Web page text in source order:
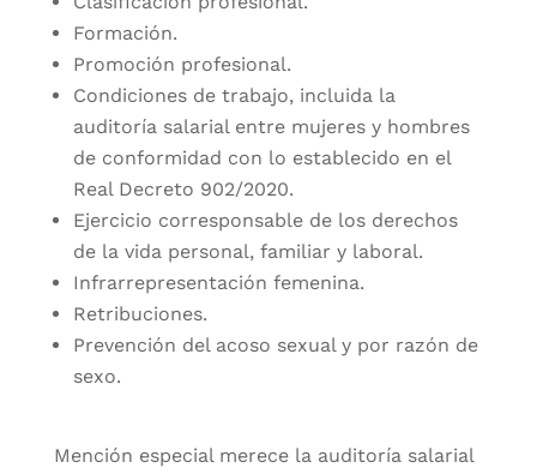
Formación.
Promoción profesional.
Condiciones de trabajo, incluida la
auditoría salarial entre mujeres y hombres
de conformidad con lo establecido en el
Real Decreto 902/2020.
Ejercicio corresponsable de los derechos
de la vida personal, familiar y laboral.
Infrarrepresentación femenina.
Retribuciones.
Prevención del acoso sexual y por razón de
sexo.
Mención especial merece la auditoría salarial